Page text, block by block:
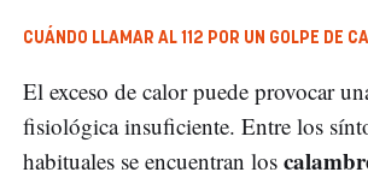
CUÁNDO LLAMAR AL 112 POR UN GOLPE DE
El exceso de calor puede provocar
fisiológica insuficiente. Entre los
habituales se encuentran los